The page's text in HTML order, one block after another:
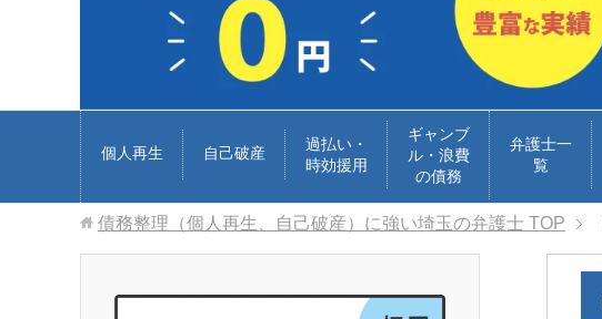
個人再生 自己破産
過払い・
時効援用
ギャンブ
ル・浪費
の債務
弁護士一
覧
債務整理（個人再生、自己破産）に強い埼玉の弁護士 TOP